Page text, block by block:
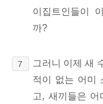
이집트인들이
까?
7
그러니 이제 새
적이 없는 어미
고, 새끼들은 어